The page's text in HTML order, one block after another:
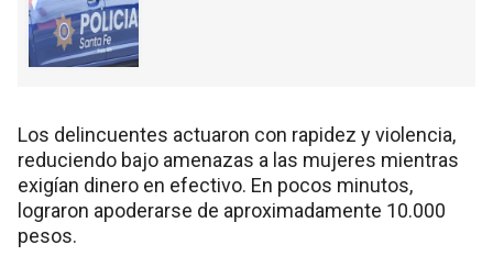
Los delincuentes actuaron con rapidez y violencia,
reduciendo bajo amenazas a las mujeres mientras
exigían dinero en efectivo. En pocos minutos,
lograron apoderarse de aproximadamente 10.000
pesos.